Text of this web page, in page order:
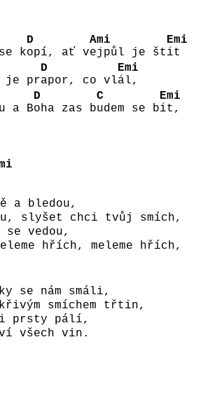
k
D
opí, ať v
Ami
ejpůl je št
Emi
ít
je pr
D
apor, co vl
Emi
ál,
a B
D
oha zas b
C
udem se b
Emi
ít,
a bledou,
slyšet chci tvůj smích,
se vedou,
hřích, meleme hřích,
se nám smáli,
smíchem třtin,
prsty pálí,
všech vin.